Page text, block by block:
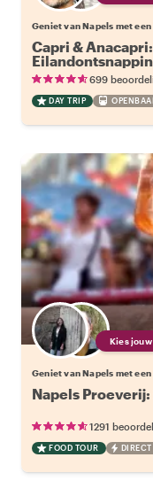
Geniet van Napels met
Capri &
699
DAY TRIP
Kies
Geniet van Napels met
Napels
1291
FOOD TOUR